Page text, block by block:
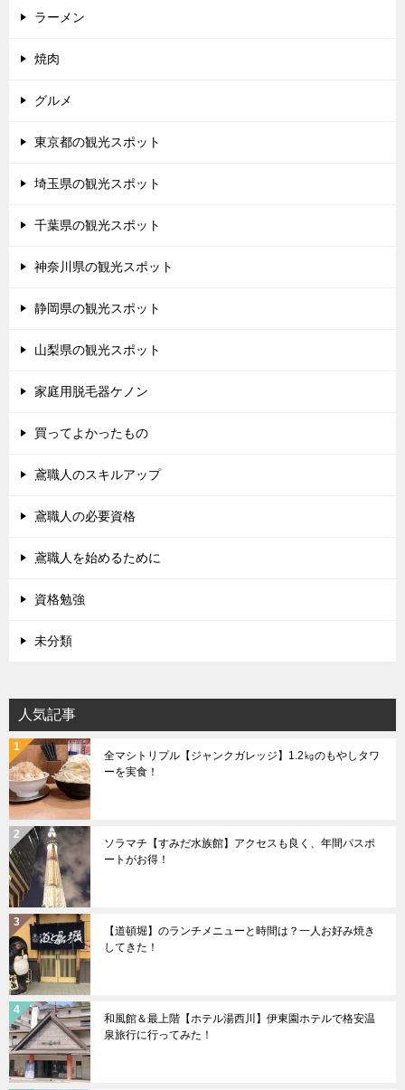
ラーメン
焼肉
グルメ
東京都の観光スポット
埼玉県の観光スポット
千葉県の観光スポット
神奈川県の観光スポット
静岡県の観光スポット
山梨県の観光スポット
家庭用脱毛器ケノン
買ってよかったもの
鳶職人のスキルアップ
鳶職人の必要資格
鳶職人を始めるために
資格勉強
未分類
人気記事
全マシトリプル【ジャンクガレッジ】1.2㎏のもやしタワ
ーを実食！
ソラマチ【すみだ水族館】アクセスも良く、年間パスポ
ートがお得！
【道頓堀】のランチメニューと時間は？一人お好み焼き
してきた！
和風館＆最上階【ホテル湯西川】伊東園ホテルで格安温
泉旅行に行ってみた！